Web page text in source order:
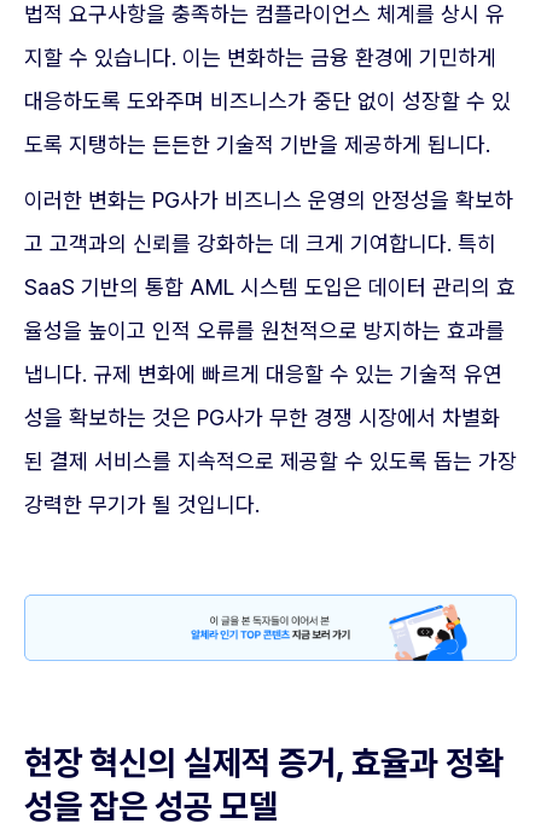
법적 요구사항을 충족하는 컴플라이언스 체계를 상시 유
지할 수 있습니다. 이는 변화하는 금융 환경에 기민하게
대응하도록 도와주며 비즈니스가 중단 없이 성장할 수 있
도록 지탱하는 든든한 기술적 기반을 제공하게 됩니다.
이러한 변화는 PG사가 비즈니스 운영의 안정성을 확보하
고 고객과의 신뢰를 강화하는 데 크게 기여합니다. 특히
SaaS 기반의 통합 AML 시스템 도입은 데이터 관리의 효
율성을 높이고 인적 오류를 원천적으로 방지하는 효과를
냅니다. 규제 변화에 빠르게 대응할 수 있는 기술적 유연
성을 확보하는 것은 PG사가 무한 경쟁 시장에서 차별화
된 결제 서비스를 지속적으로 제공할 수 있도록 돕는 가장
강력한 무기가 될 것입니다.
현장 혁신의 실제적 증거, 효율과 정확
성을 잡은 성공 모델